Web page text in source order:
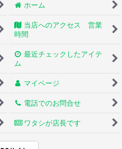
ホーム
当店へのアクセス 営業
時間
最近チェックしたアイテ
ム
マイページ
電話でのお問合せ
ワタシが店長です